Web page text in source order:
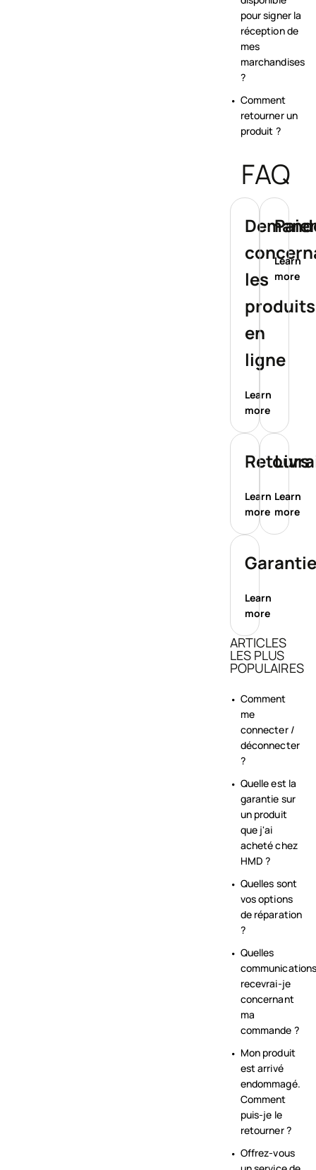
pour signer la
réception de
mes
marchandises
?
Comment
retourner un
produit ?
FAQ
les
en
ligne
Learn
more
Learn
more
Retours
Learn
more
Learn
more
Learn
more
ARTICLES
LES PLUS
POPULAIRES
Comment
me
connecter /
déconnecter
?
Quelle est la
garantie sur
un produit
que j'ai
acheté chez
HMD ?
Quelles sont
vos options
de réparation
?
Quelles
communications
recevrai-je
concernant
ma
commande ?
Mon produit
est arrivé
endommagé.
Comment
puis-je le
retourner ?
Offrez-vous